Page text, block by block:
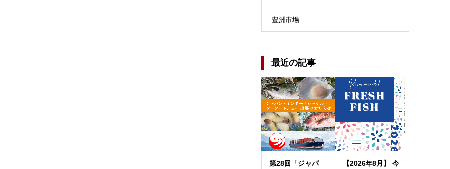
豊洲市場
最近の記事
第28回「ジャパ
【2026年8月】 今